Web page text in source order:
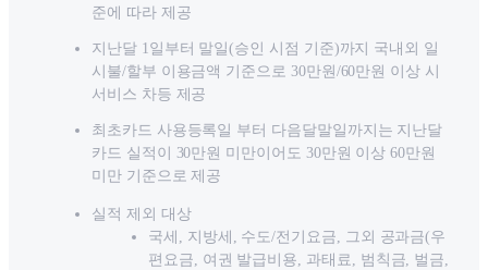
준에 따라 제공
지난달 1일부터 말일(승인 시점 기준)까지 국내외 일
시불/할부 이용금액 기준으로 30만원/60만원 이상 시
서비스 차등 제공
최초카드 사용등록일 부터 다음달말일까지는 지난달
카드 실적이 30만원 미만이어도 30만원 이상 60만원
미만 기준으로 제공
실적 제외 대상
국세, 지방세, 수도/전기요금, 그외 공과금(우
편요금, 여권 발급비용, 과태료, 범칙금, 벌금,